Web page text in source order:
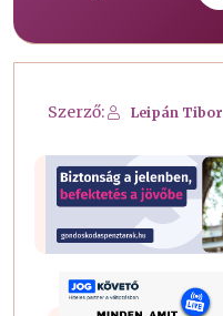
Szerző: Leipán Tibor